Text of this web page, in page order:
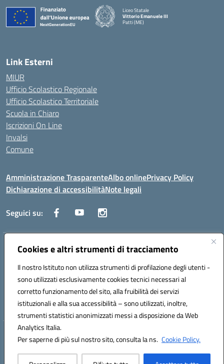
Cookies e altri strumenti di tracciamento
Il nostro Istituto non utilizza strumenti di profilazione degli utenti -
sono utilizzati esclusivamente cookies tecnici necessari al
corretto funzionamento del sito, alla fruibilità dei servizi
istituzionali e alla sua accessibilità – sono utilizzati, inoltre,
strumenti statistici anonimizzati messi a disposizione da Web
Analytics Italia.
Per saperne di più sul nostro sito, consulta la ns. Cookie Policy.
Liceo Statale
Vittorio Emanuele III
Patti (ME)
Link Esterni
MIUR
Ufficio Scolastico Regionale
Ufficio Scolastico Territoriale
Scuola in Chiaro
Iscrizioni On Line
Invalsi
Comune
Amministrazione TrasparenteAlbo onlinePrivacy Policy
Dichiarazione di accessibilitàNote legali
Seguici su:
Indirizzo:Via Trieste, 43 – 98066 Patti (ME)
Posta elettronica certificata (PEC):mepc060006@pec.istruzione.it
Codice fiscale: 86000610831
Codice meccanografico: MEPC060006
Hosting & Powered by 3D Solution S.r.l.
Concept & Design by Designers Italia